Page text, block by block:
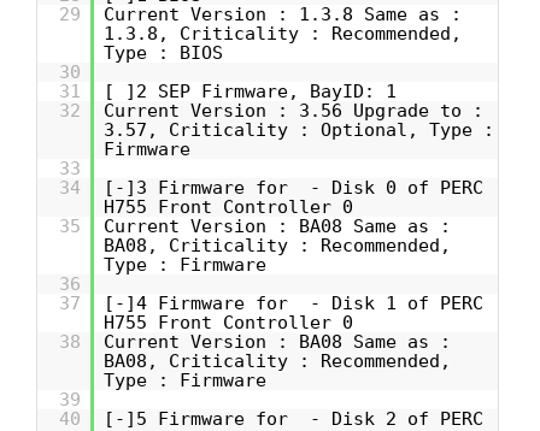
29
Current Version : 1.3.8 Same as :
1.3.8, Criticality : Recommended,
Type : BIOS
30
31
[ ]2 SEP Firmware, BayID: 1
32
Current Version : 3.56 Upgrade to :
3.57, Criticality : Optional, Type :
Firmware
33
34
[-]3 Firmware for - Disk 0 of PERC
H755 Front Controller 0
35
Current Version : BA08 Same as :
BA08, Criticality : Recommended,
Type : Firmware
36
37
[-]4 Firmware for - Disk 1 of PERC
H755 Front Controller 0
38
Current Version : BA08 Same as :
BA08, Criticality : Recommended,
Type : Firmware
39
40
[-]5 Firmware for - Disk 2 of PERC